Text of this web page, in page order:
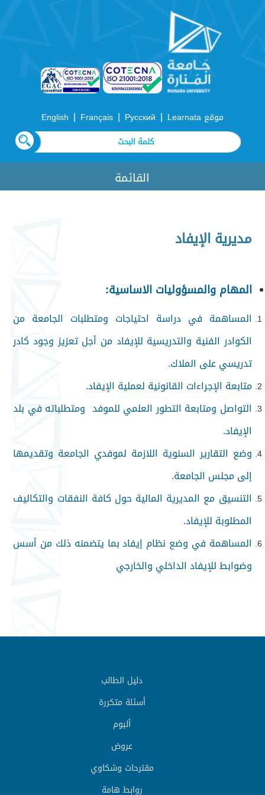
موقع Learnata |
Русский
|
Français
|
English
القائمة
مديرية الإيفاد
المهام والمسؤوليات الاساسية:
المساهمة في دراسة احتياجات ومتطلبات الجامعة من
الكوادر الفنية والتدريسية للإيفاد من أجل تعزيز وجود كادر
تدريسي على الملاك.
متابعة الإجراءات القانونية لعملية الإيفاد.
التواصل ومتابعة التطور العلمي للموفد ومتطلباته في بلد
الإيفاد.
وضع التقارير السنوية اللازمة لموفدي الجامعة وتقديمها
إلى مجلس الجامعة.
التنسيق مع المديرية المالية حول كافة النفقات والتكاليف
المطلوبة للإيفاد.
المساهمة في وضع نظام إيفاد بما يتضمنه ذلك من أسس
وضوابط للإيفاد الداخلي والخارجي
دليل الطالب
أسئلة متكررة
ألبوم
عروض
مقترحات وشكاوي
روابط هامة